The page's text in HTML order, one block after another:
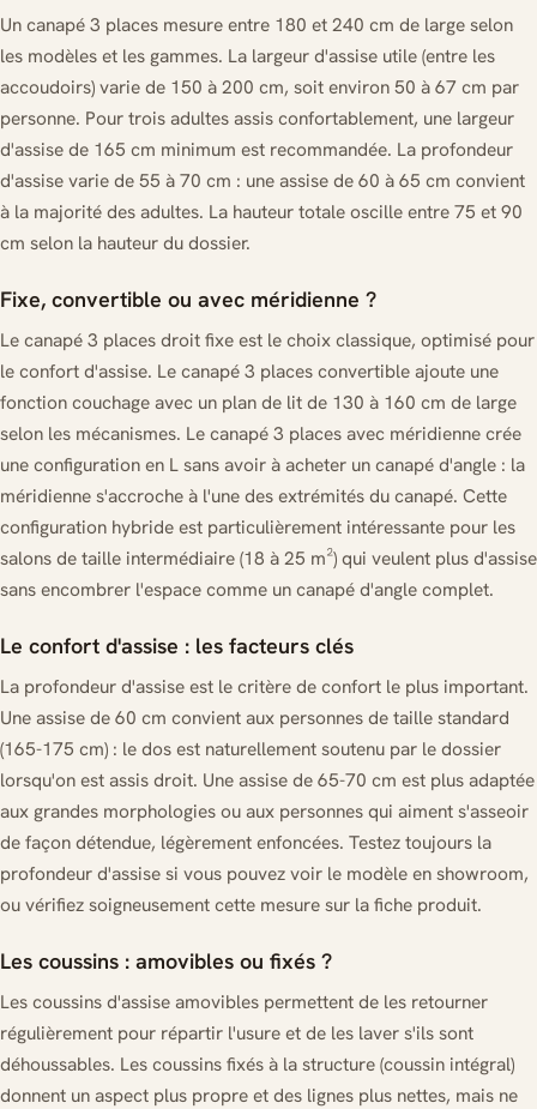
Un canapé 3 places mesure entre 180 et 240 cm de large selon
les modèles et les gammes. La largeur d'assise utile (entre les
accoudoirs) varie de 150 à 200 cm, soit environ 50 à 67 cm par
personne. Pour trois adultes assis confortablement, une largeur
d'assise de 165 cm minimum est recommandée. La profondeur
d'assise varie de 55 à 70 cm : une assise de 60 à 65 cm convient
à la majorité des adultes. La hauteur totale oscille entre 75 et 90
cm selon la hauteur du dossier.
Fixe, convertible ou avec méridienne ?
Le canapé 3 places droit fixe est le choix classique, optimisé pour
le confort d'assise. Le canapé 3 places convertible ajoute une
fonction couchage avec un plan de lit de 130 à 160 cm de large
selon les mécanismes. Le canapé 3 places avec méridienne crée
une configuration en L sans avoir à acheter un canapé d'angle : la
méridienne s'accroche à l'une des extrémités du canapé. Cette
configuration hybride est particulièrement intéressante pour les
salons de taille intermédiaire (18 à 25 m²) qui veulent plus d'assise
sans encombrer l'espace comme un canapé d'angle complet.
Le confort d'assise : les facteurs clés
La profondeur d'assise est le critère de confort le plus important.
Une assise de 60 cm convient aux personnes de taille standard
(165-175 cm) : le dos est naturellement soutenu par le dossier
lorsqu'on est assis droit. Une assise de 65-70 cm est plus adaptée
aux grandes morphologies ou aux personnes qui aiment s'asseoir
de façon détendue, légèrement enfoncées. Testez toujours la
profondeur d'assise si vous pouvez voir le modèle en showroom,
ou vérifiez soigneusement cette mesure sur la fiche produit.
Les coussins : amovibles ou fixés ?
Les coussins d'assise amovibles permettent de les retourner
régulièrement pour répartir l'usure et de les laver s'ils sont
déhoussables. Les coussins fixés à la structure (coussin intégral)
donnent un aspect plus propre et des lignes plus nettes, mais ne